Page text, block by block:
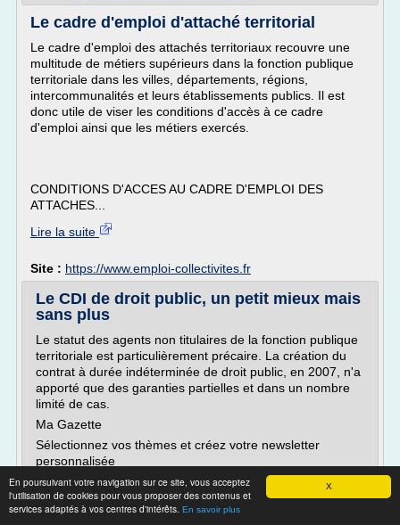
X
En poursuivant votre navigation sur ce site, vous acceptez
l'utilisation de cookies pour vous proposer des contenus et
services adaptés à vos centres d'intérêts. En savoir plus
Le cadre d'emploi d'attaché territorial
Le cadre d'emploi des attachés territoriaux recouvre une
multitude de métiers supérieurs dans la fonction publique
territoriale dans les villes, départements, régions,
intercommunalités et leurs établissements publics. Il est
donc utile de viser les conditions d'accès à ce cadre
d'emploi ainsi que les métiers exercés.
CONDITIONS D'ACCES AU CADRE D'EMPLOI DES
ATTACHES...
Lire la suite
Site : https://www.emploi-collectivites.fr
Le CDI de droit public, un petit mieux mais
sans plus
Le statut des agents non titulaires de la fonction publique
territoriale est particulièrement précaire. La création du
contrat à durée indéterminée de droit public, en 2007, n'a
apporté que des garanties partielles et dans un nombre
limité de cas.
Ma Gazette
Sélectionnez vos thèmes et créez votre newsletter
personnalisée
Administration
Métiers de la fonction publique